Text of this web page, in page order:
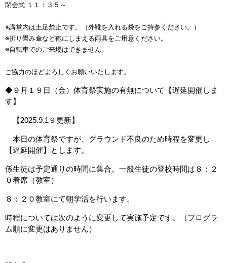
閉会式 １１：３５～
※講堂内は土足禁止です。（外靴を入れる袋をご持参ください。）
※折り畳み傘など鞄にしまえる雨具をご用意ください。
※自転車でのご来場はできません。
ご協力のほどよろしくお願いいたします。
◆９月１９日（金）体育祭実施の有無について【遅延開催しま
す】
【2025.9.1９更新】
本日の体育祭ですが、グラウンド不良のため時程を変更し
【遅延開催】とします。
係生徒は予定通りの時間に集合。一般生徒の登校時間は８：２
０着席（教室）
８：２０教室にて朝学活を行います。
時程については次のように変更して実施予定です。（プログラ
ム順に変更はありません）